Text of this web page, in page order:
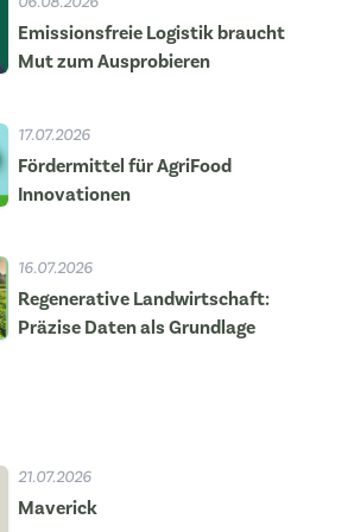
Emissionsfreie Logistik braucht
Mut zum Ausprobieren
17.07.2026
Fördermittel für AgriFood
Innovationen
16.07.2026
Regenerative Landwirtschaft:
Präzise Daten als Grundlage
21.07.2026
Maverick